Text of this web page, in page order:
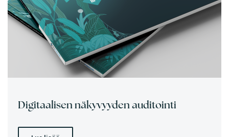
Digitaalisen näkyvyyden auditointi